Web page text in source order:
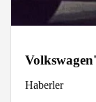
Haberler